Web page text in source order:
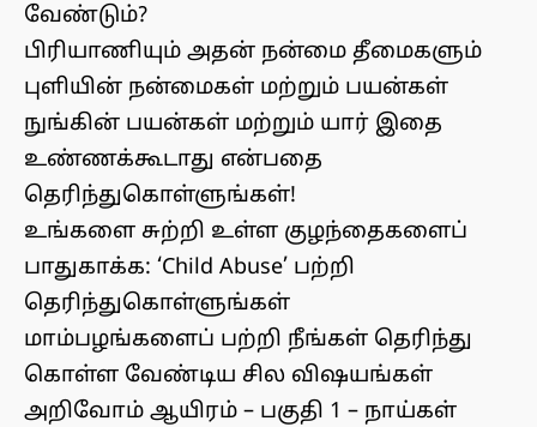
வேண்டும்?
பிரியாணியும் அதன் நன்மை தீமைகளும்
புளியின் நன்மைகள் மற்றும் பயன்கள்
நுங்கின் பயன்கள் மற்றும் யார் இதை
உண்ணக்கூடாது என்பதை
தெரிந்துகொள்ளுங்கள்!
உங்களை சுற்றி உள்ள குழந்தைகளைப்
பாதுகாக்க: ‘Child Abuse’ பற்றி
தெரிந்துகொள்ளுங்கள்
மாம்பழங்களைப் பற்றி நீங்கள் தெரிந்து
கொள்ள வேண்டிய சில விஷயங்கள்
அறிவோம் ஆயிரம் – பகுதி 1 – நாய்கள்